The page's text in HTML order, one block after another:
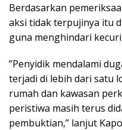
​Berdasarkan
aksi tidak terpujinya itu
guna menghindari
​”Penyidik mendalami
terjadi di lebih dari satu
rumah dan kawasan
peristiwa masih terus
pembuktian,” lanjut